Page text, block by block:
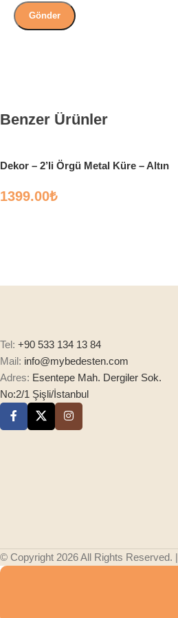
Benzer Ürünler
Dekor – 2’li Örgü Metal Küre – Altın
1399.00₺
Tel: +90 533 134 13 84
Mail: info@mybedesten.com
Adres: Esentepe Mah. Dergiler Sok.
No:2/1 Şişli/İstanbul
© Copyright 2026 All Rights Reserved. |